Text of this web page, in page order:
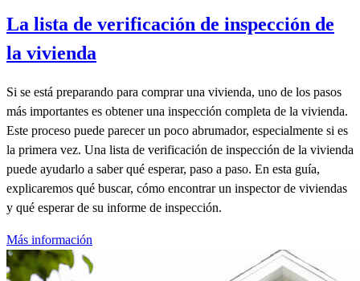
La lista de verificación de inspección de
la vivienda
Si se está preparando para comprar una vivienda, uno de los pasos
más importantes es obtener una inspección completa de la vivienda.
Este proceso puede parecer un poco abrumador, especialmente si es
la primera vez. Una lista de verificación de inspección de la vivienda
puede ayudarlo a saber qué esperar, paso a paso. En esta guía,
explicaremos qué buscar, cómo encontrar un inspector de viviendas
y qué esperar de su informe de inspección.
Más información